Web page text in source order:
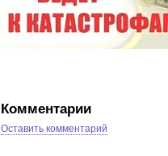
Комментарии
Оставить комментарий